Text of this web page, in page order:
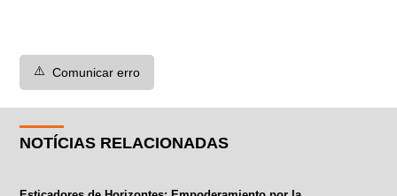
⚠️ Comunicar erro
NOTÍCIAS RELACIONADAS